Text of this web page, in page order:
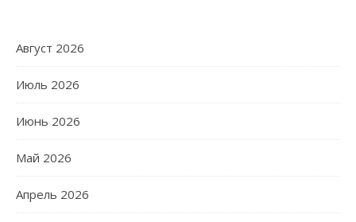
Август 2026
Июль 2026
Июнь 2026
Май 2026
Апрель 2026